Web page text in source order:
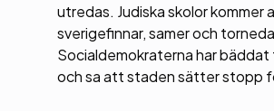
utredas. Judiska skolor
sverigefinnar, samer och
Socialdemokraterna har
och sa att staden sätter stopp